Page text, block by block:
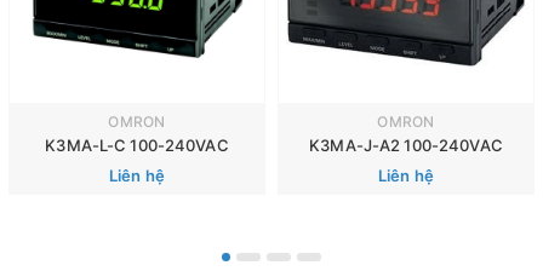
OMRON
K3MA-L-C 100-240VAC
Liên hệ
OMRON
K3MA-J-A2 100-240VAC
Liên hệ